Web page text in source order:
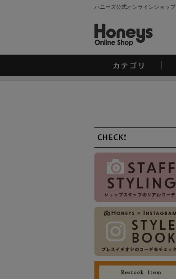
ハニーズ公式オンラインショップ